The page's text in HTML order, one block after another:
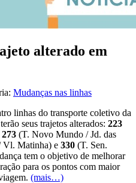
alterado em
Mudanças nas linhas
linhas do transporte coletivo da
seus trajetos alterados: 223
273 (T. Novo Mundo / Jd. das
Vl. Matinha) e 330 (T. Sen.
tem o objetivo de melhorar
para os pontos com maior
(mais…)